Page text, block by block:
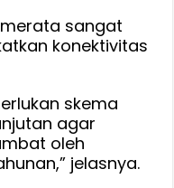
sangat
konektivitas
skema
agar
oleh
jelasnya.